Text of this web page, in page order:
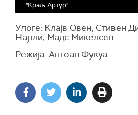
"Краљ Артур"
Улоге: Клајв Овен, Стивен
Најтли, Мадс Микелсен
Режија: Антоан Фукуа